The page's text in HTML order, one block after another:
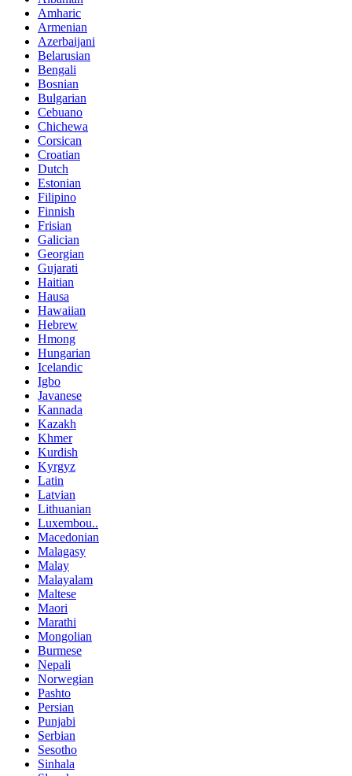
Amharic
Armenian
Azerbaijani
Belarusian
Bengali
Bosnian
Bulgarian
Cebuano
Chichewa
Corsican
Croatian
Dutch
Estonian
Filipino
Finnish
Frisian
Galician
Georgian
Gujarati
Haitian
Hausa
Hawaiian
Hebrew
Hmong
Hungarian
Icelandic
Igbo
Javanese
Kannada
Kazakh
Khmer
Kurdish
Kyrgyz
Latin
Latvian
Lithuanian
Luxembou..
Macedonian
Malagasy
Malay
Malayalam
Maltese
Maori
Marathi
Mongolian
Burmese
Nepali
Norwegian
Pashto
Persian
Punjabi
Serbian
Sesotho
Sinhala